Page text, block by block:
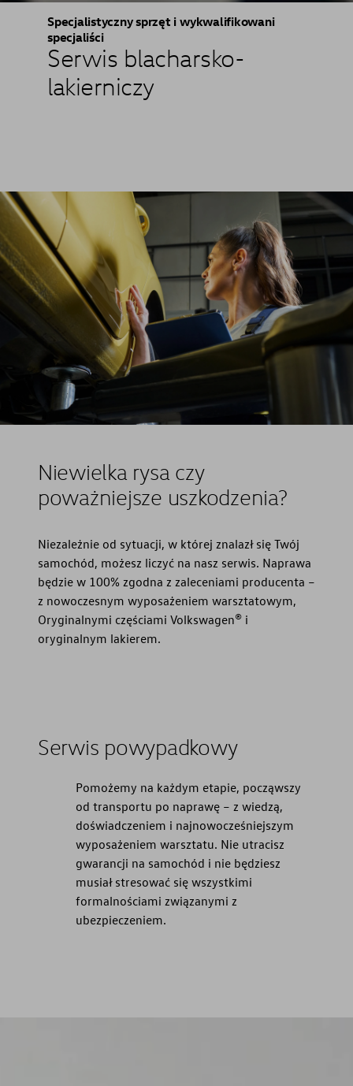
Specjalistyczny sprzęt i wykwalifikowani
specjaliści
Serwis blacharsko-
lakierniczy
Niewielka rysa czy
poważniejsze uszkodzenia?
Niezależnie od sytuacji, w której znalazł się Twój
samochód, możesz liczyć na nasz serwis. Naprawa
będzie w 100% zgodna z zaleceniami producenta –
z nowoczesnym wyposażeniem warsztatowym,
Oryginalnymi częściami Volkswagen® i
oryginalnym lakierem.
Serwis powypadkowy
Pomożemy na każdym etapie, począwszy
od transportu po naprawę – z wiedzą,
doświadczeniem i najnowocześniejszym
wyposażeniem warsztatu. Nie utracisz
gwarancji na samochód i nie będziesz
musiał stresować się wszystkimi
formalnościami związanymi z
ubezpieczeniem.